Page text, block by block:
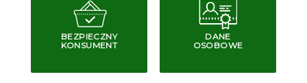
BEZPIECZNY
KONSUMENT
DANE
OSOBOWE